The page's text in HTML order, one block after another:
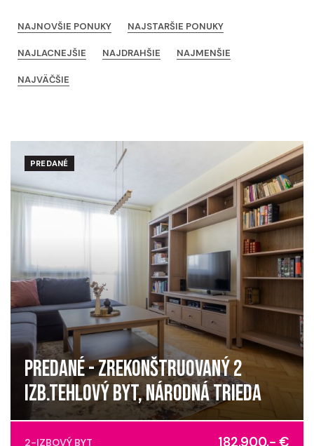
NAJNOVŠIE PONUKY NAJSTARŠIE PONUKY
NAJLACNEJŠIE NAJDRAHŠIE NAJMENŠIE
NAJVÄČŠIE
PREDANÉ
PREDANÉ - ZREKONŠTRUOVANÝ 2
IZB.TEHLOVÝ BYT, NÁRODNÁ TRIEDA
Národná trieda, Košice - mestská časť Sever
2-IZBOVÝ BYT 182.900,- €